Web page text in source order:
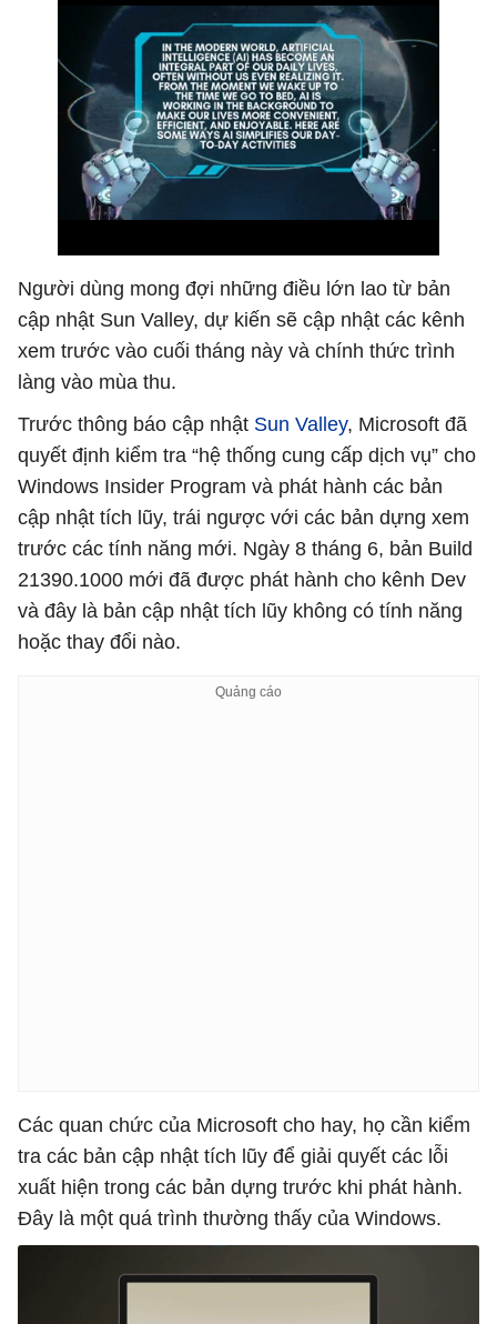
Người dùng mong đợi những điều lớn lao từ bản
cập nhật Sun Valley, dự kiến sẽ cập nhật các kênh
xem trước vào cuối tháng này và chính thức trình
làng vào mùa thu.
Trước thông báo cập nhật Sun Valley, Microsoft đã
quyết định kiểm tra “hệ thống cung cấp dịch vụ” cho
Windows Insider Program và phát hành các bản
cập nhật tích lũy, trái ngược với các bản dựng xem
trước các tính năng mới. Ngày 8 tháng 6, bản Build
21390.1000 mới đã được phát hành cho kênh Dev
và đây là bản cập nhật tích lũy không có tính năng
hoặc thay đổi nào.
Các quan chức của Microsoft cho hay, họ cần kiểm
tra các bản cập nhật tích lũy để giải quyết các lỗi
xuất hiện trong các bản dựng trước khi phát hành.
Đây là một quá trình thường thấy của Windows.